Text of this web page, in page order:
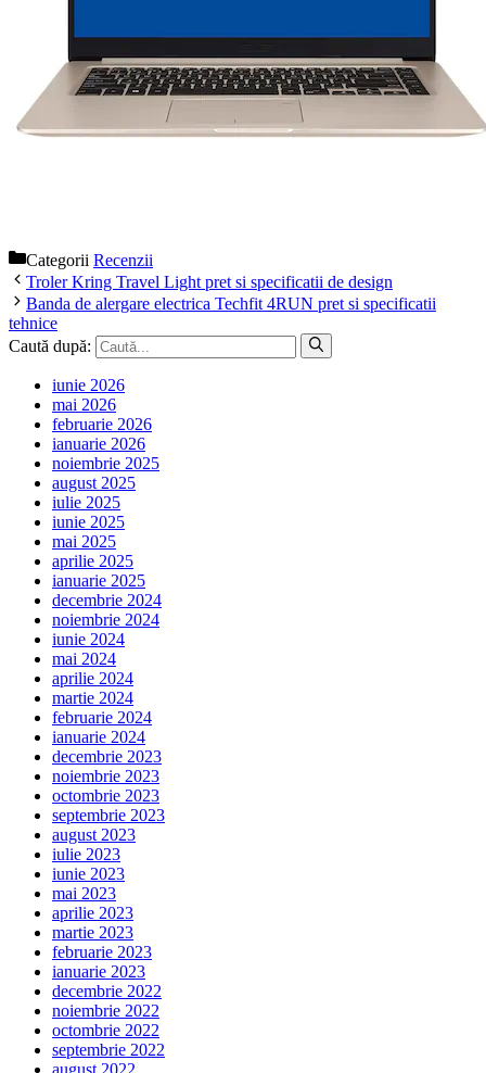
Categorii Recenzii
Troler Kring Travel Light pret si specificatii de design
Banda de alergare electrica Techfit 4RUN pret si specificatii
tehnice
Caută după:
iunie 2026
mai 2026
februarie 2026
ianuarie 2026
noiembrie 2025
august 2025
iulie 2025
iunie 2025
mai 2025
aprilie 2025
ianuarie 2025
decembrie 2024
noiembrie 2024
iunie 2024
mai 2024
aprilie 2024
martie 2024
februarie 2024
ianuarie 2024
decembrie 2023
noiembrie 2023
octombrie 2023
septembrie 2023
august 2023
iulie 2023
iunie 2023
mai 2023
aprilie 2023
martie 2023
februarie 2023
ianuarie 2023
decembrie 2022
noiembrie 2022
octombrie 2022
septembrie 2022
august 2022